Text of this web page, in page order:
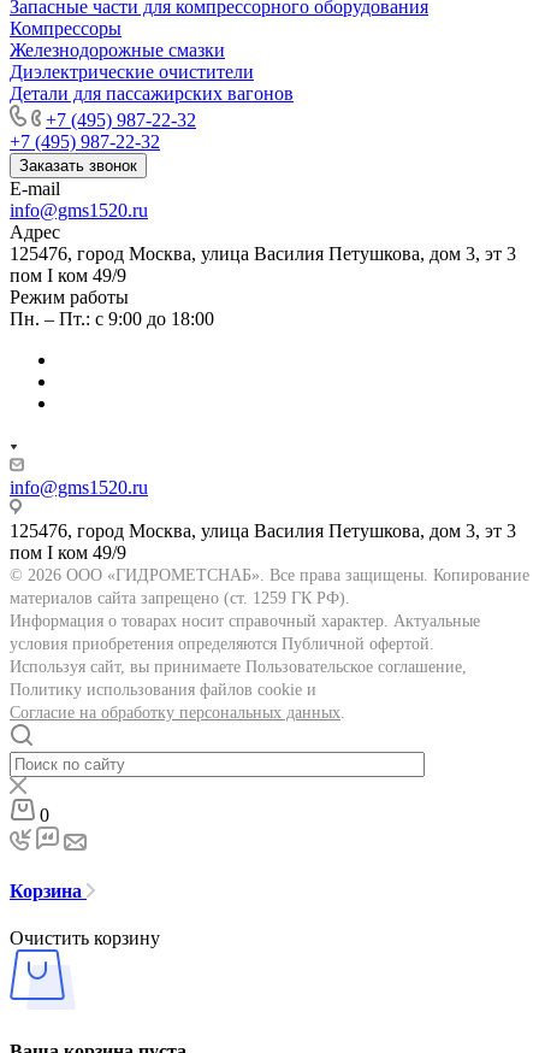
Запасные части для компрессорного оборудования
Компрессоры
Железнодорожные смазки
Диэлектрические очистители
Детали для пассажирских вагонов
+7 (495) 987-22-32
+7 (495) 987-22-32
Заказать звонок
E-mail
info@gms1520.ru
Адрес
125476, город Москва, улица Василия Петушкова, дом 3, эт 3
пом I ком 49/9
Режим работы
Пн. – Пт.: с 9:00 до 18:00
info@gms1520.ru
125476, город Москва, улица Василия Петушкова, дом 3, эт 3
пом I ком 49/9
© 2026 ООО «ГИДРОМЕТСНАБ». Все права защищены. Копирование
материалов сайта запрещено (ст. 1259 ГК РФ).
Информация о товарах носит справочный характер. Актуальные
условия приобретения определяются Публичной офертой.
Используя сайт, вы принимаете Пользовательское соглашение,
Политику использования файлов cookie и
Согласие на обработку персональных данных
0
Корзина
Очистить корзину